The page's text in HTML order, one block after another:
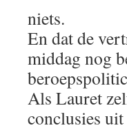
niets.
En dat de
middag nog
Als Lauret
conclusies